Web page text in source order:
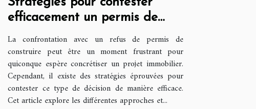
efficacement un permis de
construire refusé
La confrontation avec un refus de permis de
construire peut être un moment frustrant pour
quiconque espère concrétiser un projet immobilier.
Cependant, il existe des stratégies éprouvées pour
contester ce type de décision de manière efficace.
Cet article explore les différentes approches et...